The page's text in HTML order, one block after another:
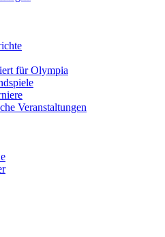
für Olympia
Veranstaltungen